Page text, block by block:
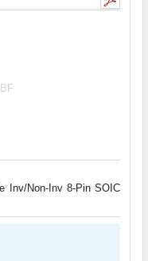
Inv/Non-Inv 8-Pin SOIC